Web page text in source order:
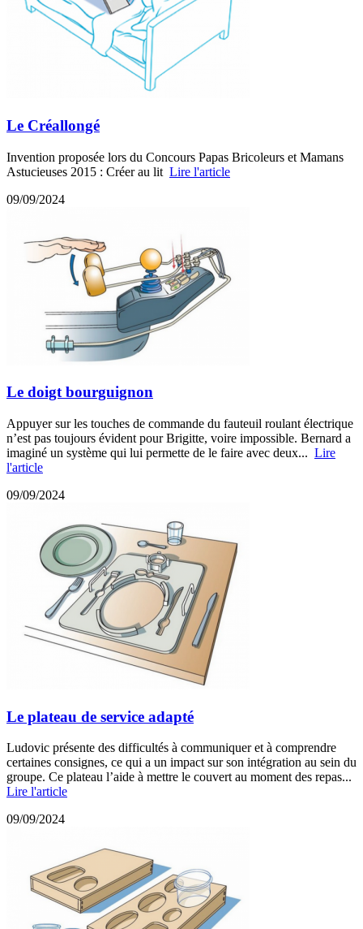
Le Créallongé
Invention proposée lors du Concours Papas Bricoleurs et Mamans
Astucieuses 2015 : Créer au lit Lire l'article
09/09/2024
Le doigt bourguignon
Appuyer sur les touches de commande du fauteuil roulant électrique
n’est pas toujours évident pour Brigitte, voire impossible. Bernard a
imaginé un système qui lui permette de le faire avec deux... Lire
l'article
09/09/2024
Le plateau de service adapté
Ludovic présente des difficultés à communiquer et à comprendre
certaines consignes, ce qui a un impact sur son intégration au sein du
groupe. Ce plateau l’aide à mettre le couvert au moment des repas...
Lire l'article
09/09/2024